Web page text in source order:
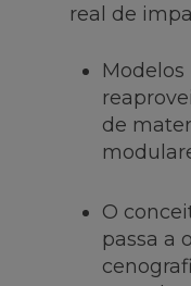
real de
Modelos
de
O
passa a